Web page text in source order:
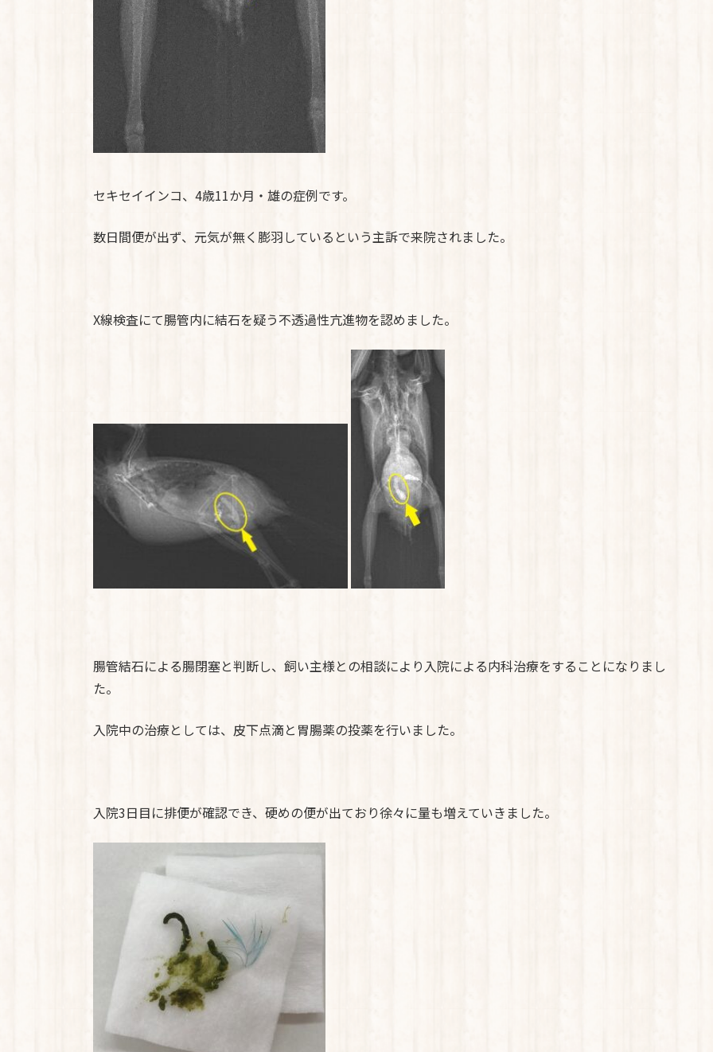
セキセイインコ、4歳11か月・雄の症例です。
数日間便が出ず、元気が無く膨羽しているという主訴で来院されました。
X線検査にて腸管内に結石を疑う不透過性亢進物を認めました。
腸管結石による腸閉塞と判断し、飼い主様との相談により入院による内科治療をすることになりまし
た。
入院中の治療としては、皮下点滴と胃腸薬の投薬を行いました。
入院3日目に排便が確認でき、硬めの便が出ており徐々に量も増えていきました。